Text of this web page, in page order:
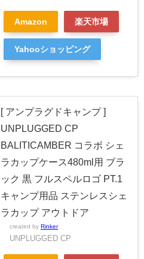
Amazon 楽天市場
Yahooショッピング
[ アンプラグドキャンプ ]
UNPLUGGED CP
BALITICAMBER コラボ シェ
ラカップケース480ml用 ブラ
ック 黒 フルスペルロゴ PT.1
キャンプ用品 ステンレスシェ
ラカップ アウトドア
created by Rinker
UNPLUGGED CP